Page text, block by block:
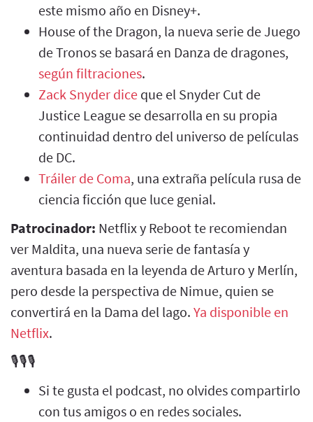
este mismo año en Disney+.
House of the Dragon, la nueva serie de Juego
de Tronos se basará en Danza de dragones,
según filtraciones.
Zack Snyder dice que el Snyder Cut de
Justice League se desarrolla en su propia
continuidad dentro del universo de películas
de DC.
Tráiler de Coma, una extraña película rusa de
ciencia ficción que luce genial.
Patrocinador: Netflix y Reboot te recomiendan
ver Maldita, una nueva serie de fantasía y
aventura basada en la leyenda de Arturo y Merlín,
pero desde la perspectiva de Nimue, quien se
convertirá en la Dama del lago. Ya disponible en
Netflix.
🎙️🎙️🎙️
Si te gusta el podcast, no olvides compartirlo
con tus amigos o en redes sociales.